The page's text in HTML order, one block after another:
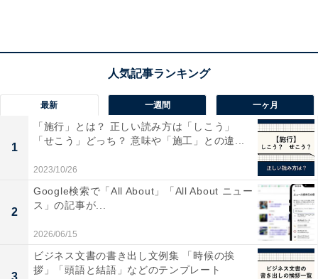
まずはエントリー。筆者はすでに参加済み（画像はメルカリのアプリより）
対象となるのは、キャンペーン期間中に新たに出品して
売れた商品。「売れた」というのは購入手続きが行われ
て「支払い待ち」もしくは「発送待ち」以降の状態であ
ることを示します。キャンペーン期間の前に出品した商
最新 一週間 一ヶ月
1
「施行」とは？ 正しい読み方は「しこう」
「せこう」どっち？ 意味や「施工」との違...
2023/10/26
2
Google検索で「All About」「All About ニュー
ス」の記事が...
2026/06/15
3
ビジネス文書の書き出し文例集 「時候の挨
拶」「頭語と結語」などのテンプレート